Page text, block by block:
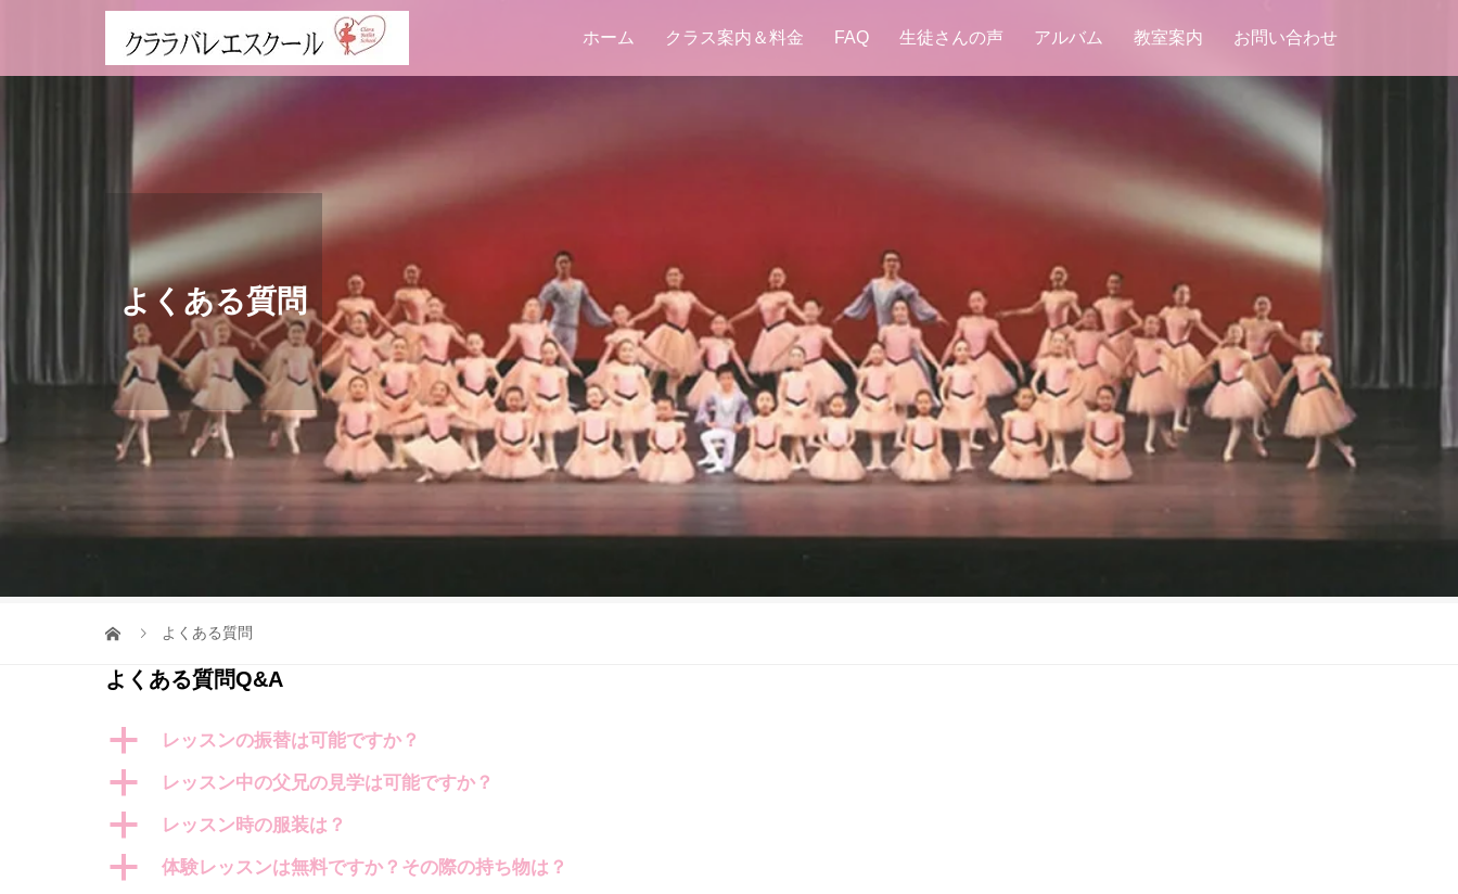
ホーム クラス案内＆料金 FAQ 生徒さんの声 アルバム 教室案内 お問い合わせ
よくある質問
よくある質問
よくある質問Q&A
a レッスンの振替は可能ですか？
a レッスン中の父兄の見学は可能ですか？
a レッスン時の服装は？
a 体験レッスンは無料ですか？その際の持ち物は？